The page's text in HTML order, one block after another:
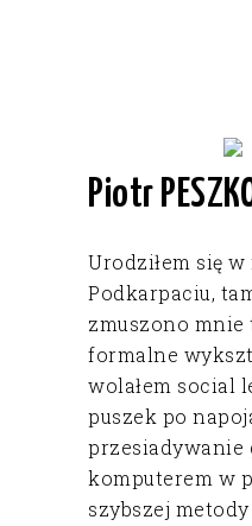
Piotr
Urodziłem się w
Podkarpaciu,
zmuszono mnie
formalne
wolałem social
puszek po
przesiadywanie
komputerem w
szybszej